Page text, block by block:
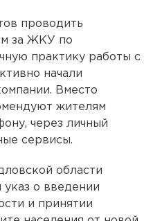
проводить
за ЖКУ по
практику работы с
начали
Вместо
жителям
через личный
сервисы.
области
о введении
и принятии